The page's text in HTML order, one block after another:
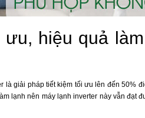
hiệu quả
giải pháp tiết kiệm tối ưu lên đến 50%
lạnh nên máy lạnh inverter này vẫn